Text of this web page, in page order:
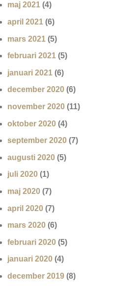
maj 2021 (4)
april 2021 (6)
mars 2021 (5)
februari 2021 (5)
januari 2021 (6)
december 2020 (6)
november 2020 (11)
oktober 2020 (4)
september 2020 (7)
augusti 2020 (5)
juli 2020 (1)
maj 2020 (7)
april 2020 (7)
mars 2020 (6)
februari 2020 (5)
januari 2020 (4)
december 2019 (8)